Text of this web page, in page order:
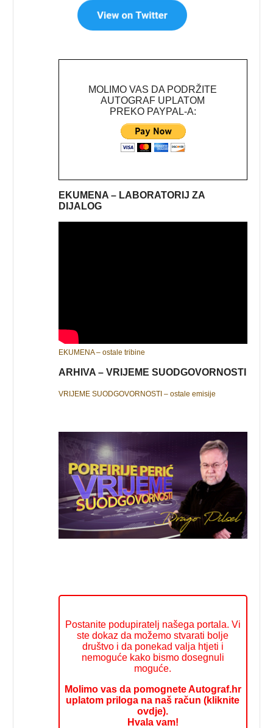
MOLIMO VAS DA PODRŽITE
AUTOGRAF UPLATOM
PREKO PAYPAL-A:
EKUMENA – LABORATORIJ ZA
DIJALOG
EKUMENA – ostale tribine
ARHIVA – VRIJEME SUODGOVORNOSTI
VRIJEME SUODGOVORNOSTI – ostale emisije
Postanite podupiratelj našega portala. Vi
ste dokaz da možemo stvarati bolje
društvo i da ponekad valja htjeti i
nemoguće kako bismo dosegnuli
moguće.
Molimo vas da pomognete Autograf.hr
uplatom priloga na naš račun (kliknite
ovdje).
Hvala vam!